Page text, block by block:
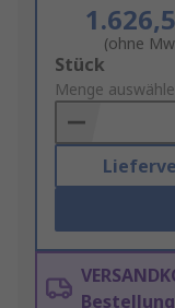
(ohne
Add
to
Basket
Stück
Menge